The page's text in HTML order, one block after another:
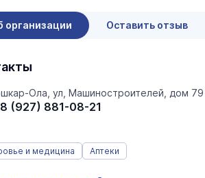
организации Оставить отзыв
Ола, ул, Машиностроителей, дом 79
8 (927) 881-08-21
и медицина Аптеки